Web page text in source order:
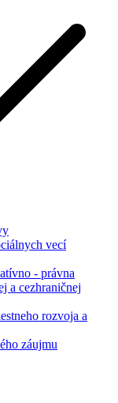
vecí
- právna
a cezhraničnej
rozvoja a
záujmu